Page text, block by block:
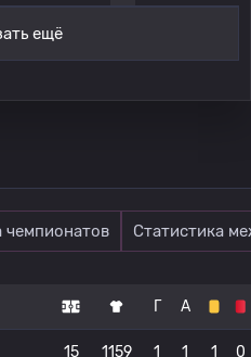
ещё
чемпионатов Статистика
Г А
15 1159 1 1 1 0